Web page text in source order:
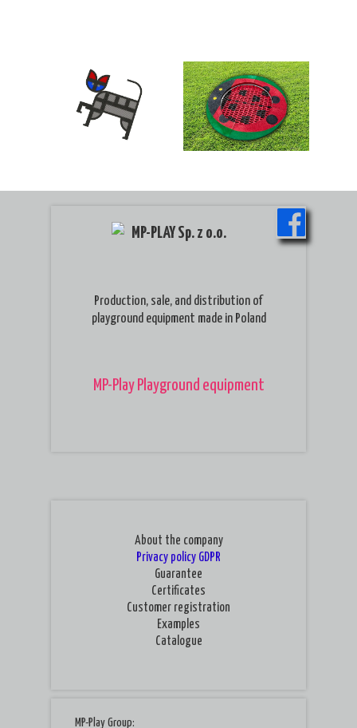
About the company
Privacy policy GDPR
Guarantee
Certificates
Customer registration
Examples
Catalogue
MP-Play Group:
MP-PLAY Sp. z o.o.
Production, sale, and distribution of
playground equipment made in Poland
MP-Play Playground equipment